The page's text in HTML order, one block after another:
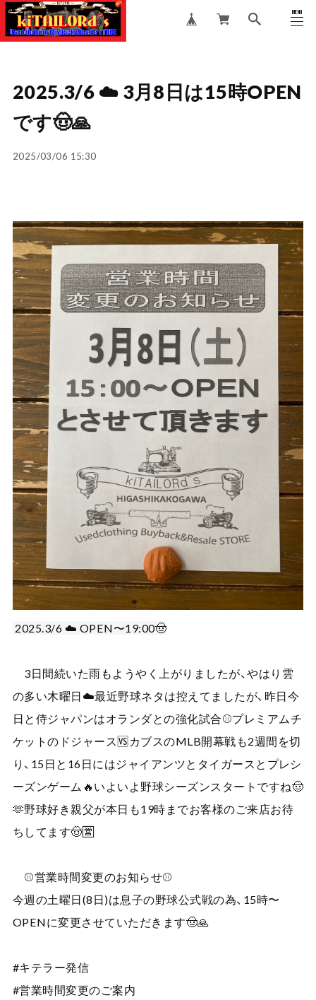
MENU
CLOSE
2025.3/6 ☁️ 3月8日は15時OPEN
です🤠🙏
2025/03/06 15:30
2025.3/6 ☁️ OPEN〜19:00🤠
3日間続いた雨もようやく上がりましたが、やはり雲
の多い木曜日☁️最近野球ネタは控えてましたが、昨日今
日と侍ジャパンはオランダとの強化試合⚾️プレミアムチ
ケットのドジャース🆚カブスのMLB開幕戦も2週間を切
り、15日と16日にはジャイアンツとタイガースとプレシ
ーズンゲーム🔥いよいよ野球シーズンスタートですね🤠
🫶野球好き親父が本日も19時までお客様のご来店お待
ちしてます🤠🈺
⚾️営業時間変更のお知らせ⚾️
今週の土曜日(8日)は息子の野球公式戦の為、15時〜
OPENに変更させていただきます🤠🙏
#キテラー発信
#営業時間変更のご案内